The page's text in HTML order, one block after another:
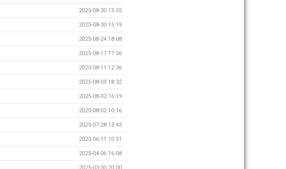
2025-08-30 15:55
2025-08-30 15:19
2025-08-24 18:08
2025-08-17 17:56
2025-08-11 12:36
2025-08-03 18:32
2025-08-02 16:19
2025-08-02 10:16
2025-07-28 13:43
2025-06-11 10:51
2025-04-06 16:08